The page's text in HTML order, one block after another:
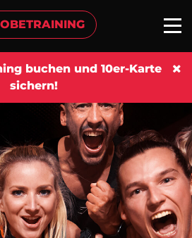
buchen und 10er-Karte
sichern!